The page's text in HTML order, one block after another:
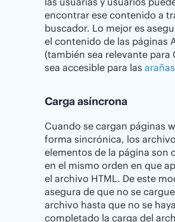
encontrar ese contenido a
buscador. Lo mejor es
el contenido de las páginas
(también sea relevante para
sea accesible para las
Carga asíncrona
Cuando se cargan páginas
forma sincrónica, los
elementos de la página son
en el mismo orden en que
el archivo HTML. De este
asegura de que no se
archivo hasta que no se haya
completado la carga del